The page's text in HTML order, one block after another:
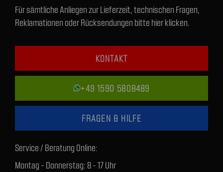
Für sämtliche Anliegen zur Lieferzeit, technischen Fragen,
Reklamationen oder Rücksendungen bitte hier klicken.
KONTAKT
+49 1590 5808489
FRAGEN & HILFE
Service / Beratung Online:
Montag - Donnerstag: 8 - 17 Uhr